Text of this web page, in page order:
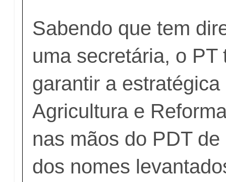
Sabendo que tem
uma secretária, o PT
garantir a
Agricultura e
nas mãos do PDT
dos nomes